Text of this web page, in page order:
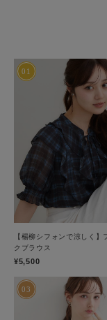
【楊柳シフォンで涼しく】
クブラウス
¥5,500